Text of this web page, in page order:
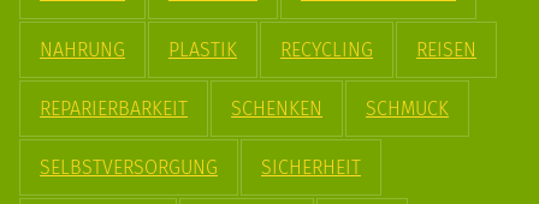
NAHRUNG PLASTIK RECYCLING REISEN
REPARIERBARKEIT SCHENKEN SCHMUCK
SELBSTVERSORGUNG SICHERHEIT